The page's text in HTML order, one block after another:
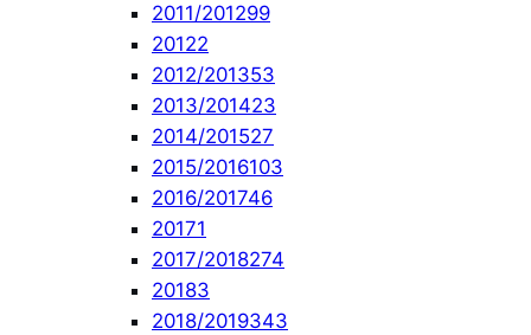
2011/201299
20122
2012/201353
2013/201423
2014/201527
2015/2016103
2016/201746
20171
2017/2018274
20183
2018/2019343